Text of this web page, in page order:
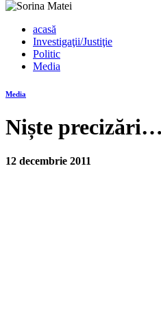
acasă
Investigaţii/Justiţie
Politic
Media
Media
Niște
12 decembrie 2011